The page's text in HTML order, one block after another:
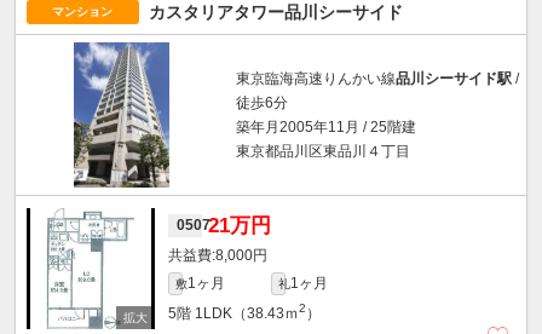
マンション カスタリアタワー品川シーサイド
東京臨海高速りんかい線品川シーサイド駅 /
徒歩6分
築年月2005年11月 / 25階建
東京都品川区東品川４丁目
050721万円
8,000円
敷1ヶ月 礼1ヶ月
5階 1LDK（38.43ｍ2 ）